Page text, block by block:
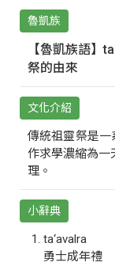
魯凱族
【魯凱族語】
祭的由來
文化介紹
傳統祖靈祭是
作求學濃縮為一
理。
小辭典
ta‘avalra
勇士成年禮